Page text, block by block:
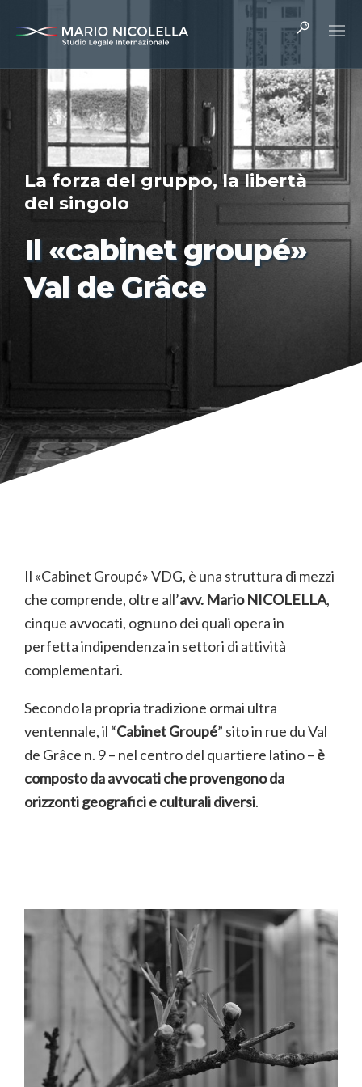
It
Fr
La forza del gruppo, la libertà
del singolo
Il «cabinet groupé»
Val de Grâce
Il «Cabinet Groupé» VDG, è una struttura di mezzi
che comprende, oltre all’avv. Mario NICOLELLA,
cinque avvocati, ognuno dei quali opera in
perfetta indipendenza in settori di attività
complementari.
Secondo la propria tradizione ormai ultra
ventennale, il “Cabinet Groupé” sito in rue du Val
de Grâce n. 9 – nel centro del quartiere latino – è
composto da avvocati che provengono da
orizzonti geografici e culturali diversi.